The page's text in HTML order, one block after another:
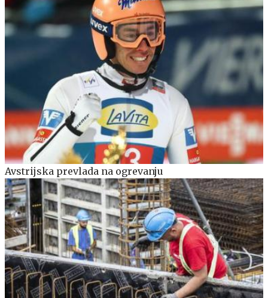
Avstrijska prevlada na ogrevanju